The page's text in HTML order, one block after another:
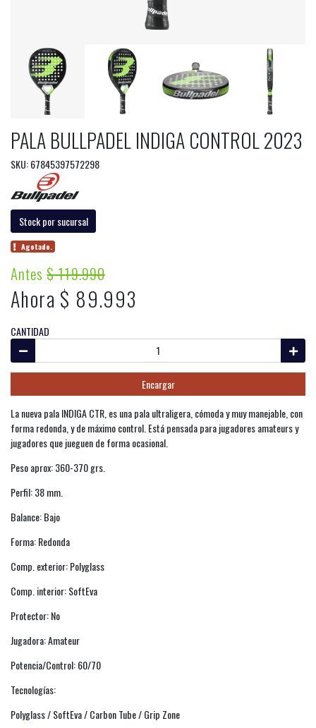
PALA BULLPADEL INDIGA CONTROL 2023
SKU: 67845397572298
Stock por sucursal
Agotado.
Antes$ 119.990
Ahora $ 89.993
CANTIDAD
Encargar
La nueva pala INDIGA CTR, es una pala ultraligera, cómoda y muy manejable, con
forma redonda, y de máximo control. Está pensada para jugadores amateurs y
jugadores que jueguen de forma ocasional.
Peso aprox: 360-370 grs.
Perfil: 38 mm.
Balance: Bajo
Forma: Redonda
Comp. exterior: Polyglass
Comp. interior: SoftEva
Protector: No
Jugadora: Amateur
Potencia/Control: 60/70
Tecnologías:
Polyglass / SoftEva / Carbon Tube / Grip Zone